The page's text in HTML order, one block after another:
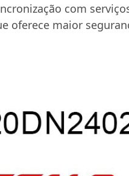
com
oferece maior